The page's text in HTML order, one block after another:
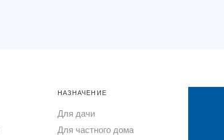
НАЗНАЧЕНИЕ
Для дачи
Для частного дома